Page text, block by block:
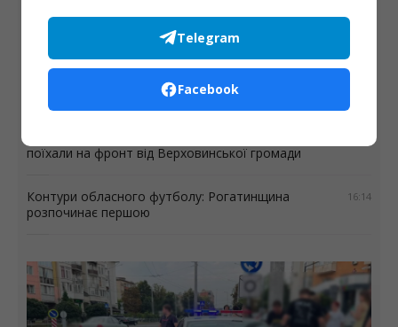
серпня
Автопарк Солотвинської громади поповнив ще
один шкільний автобус
поїхали на фронт від Верховинської громади
16:14
Контури обласного футболу: Рогатинщина
розпочинає першою
Telegram
Facebook